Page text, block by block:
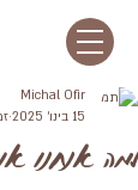
למה אנחנו
Michal Ofir
15 בינו׳ 2025